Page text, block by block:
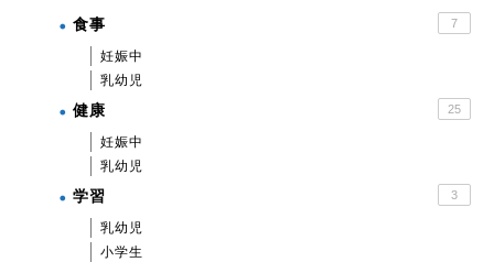
食事 7
妊娠中
乳幼児
健康 25
妊娠中
乳幼児
学習 3
乳幼児
小学生